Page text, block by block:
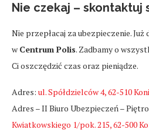
Nie czekaj – skontaktuj
Nie przepłacaj za ubezpieczenie.
wCentrum Polis. Zadbamy o
Ci oszczędzić czas oraz pieniądze.
Adres: ul. Spółdzielców 4, 62-510
Adres – II Biuro Ubezpieczeń –
Kwiatkowskiego 1/pok. 215, 62-500